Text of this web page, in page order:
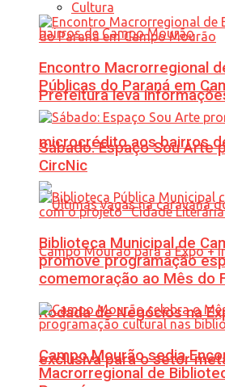
Prefeitura leva
microcrédito aos bairros
Rodada de Negócios na
exclusiva para o setor
Cultura
Encontro Macrorregional
Públicas do Paraná em
Sábado: Espaço Sou Arte
CircNic
Biblioteca Municipal de
promove programação
comemoração ao Mês do
Campo Mourão sedia
Macrorregional de